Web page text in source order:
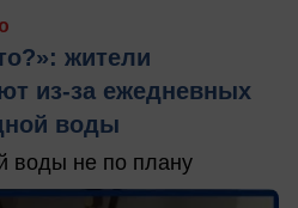
жители
из‑за ежедневных
воды
воды не по плану